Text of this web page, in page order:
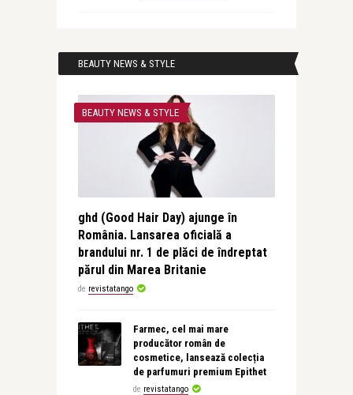
BEAUTY NEWS & STYLE
BEAUTY NEWS & STYLE
ghd (Good Hair Day) ajunge în
România. Lansarea oficială a
brandului nr. 1 de plăci de îndreptat
părul din Marea Britanie
de revistatango
Farmec, cel mai mare
producător român de
cosmetice, lansează colecția
de parfumuri premium Epithet
de revistatango